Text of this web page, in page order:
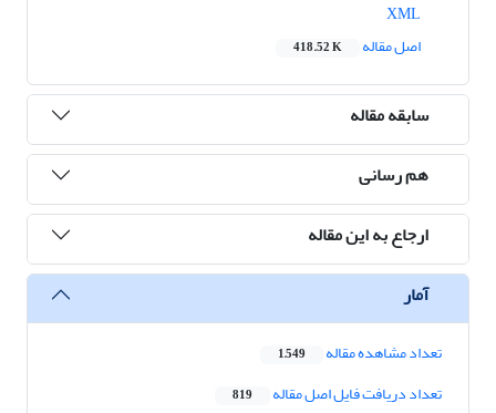
اصل مقاله
418.52 K
سابقه مقاله
هم رسانی
ارجاع به این مقاله
آمار
تعداد مشاهده مقاله 1,549
تعداد دریافت فایل اصل مقاله 819